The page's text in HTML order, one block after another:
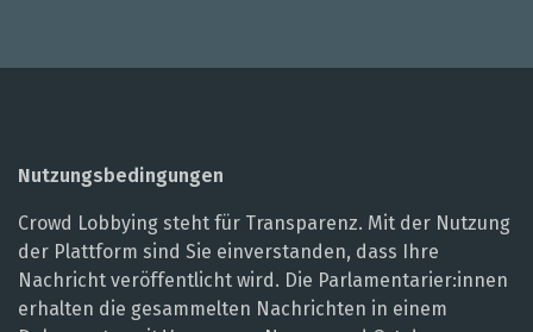
Nutzungsbedingungen
Crowd Lobbying steht für Transparenz. Mit der Nutzung
der Plattform sind Sie einverstanden, dass Ihre
Nachricht veröffentlicht wird. Die Parlamentarier:innen
erhalten die gesammelten Nachrichten in einem